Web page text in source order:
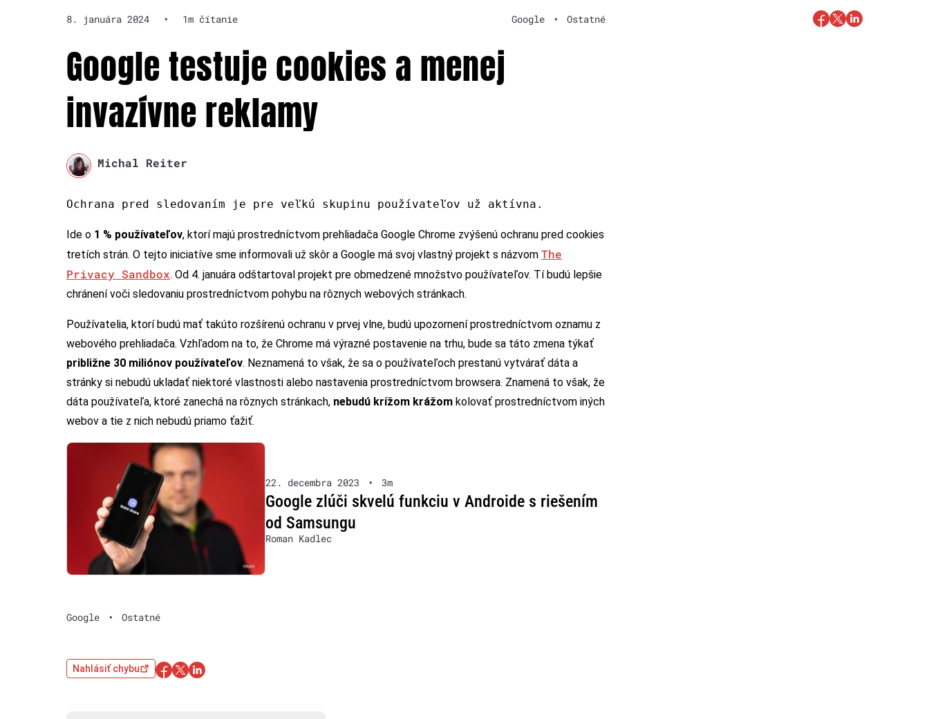
8. januára 2024 • 1m čítanie Google • Ostatné
Google testuje cookies a menej
invazívne reklamy
Michal Reiter
Ochrana pred sledovaním je pre veľkú skupinu používateľov už aktívna.
Ide o 1 % používateľov, ktorí majú prostredníctvom prehliadača Google Chrome zvýšenú ochranu pred cookies
tretích strán. O tejto iniciatíve sme informovali už skôr a Google má svoj vlastný projekt s názvom The
Privacy Sandbox. Od 4. januára odštartoval projekt pre obmedzené množstvo používateľov. Tí budú lepšie
chránení voči sledovaniu prostredníctvom pohybu na rôznych webových stránkach.
Používatelia, ktorí budú mať takúto rozšírenú ochranu v prvej vlne, budú upozornení prostredníctvom oznamu z
webového prehliadača. Vzhľadom na to, že Chrome má výrazné postavenie na trhu, bude sa táto zmena týkať
približne 30 miliónov používateľov. Neznamená to však, že sa o používateľoch prestanú vytvárať dáta a
stránky si nebudú ukladať niektoré vlastnosti alebo nastavenia prostredníctvom browsera. Znamená to však, že
dáta používateľa, ktoré zanechá na rôznych stránkach, nebudú krížom krážom kolovať prostredníctvom iných
webov a tie z nich nebudú priamo ťažiť.
22. decembra 2023 • 3m
Google zlúči skvelú funkciu v Androide s riešením
od Samsungu
Roman Kadlec
Google • Ostatné
Nahlásiť chybu